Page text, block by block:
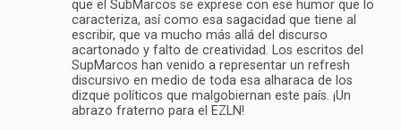
que el SubMarcos se exprese con ese humor que lo
caracteriza, así como esa sagacidad que tiene al
escribir, que va mucho más allá del discurso
acartonado y falto de creatividad. Los escritos del
SupMarcos han venido a representar un refresh
discursivo en medio de toda esa alharaca de los
dizque políticos que malgobiernan este país. ¡Un
abrazo fraterno para el EZLN!